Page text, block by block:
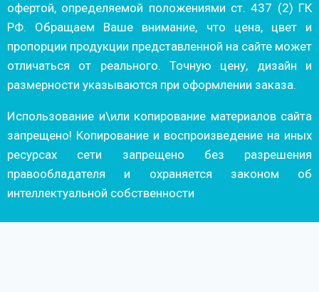
офертой, определяемой положениями ст. 437 (2) ГК
РФ. Обращаем Ваше внимание, что цена, цвет и
пропорции продукции представленной на сайте может
отличаться от реального. Точную цену, дизайн и
размерности указываются при оформлении заказа.
Использование и\или копирование материалов сайта
запрещено! Копирование и воспроизведение на иных
ресурсах сети запрещено без разрешения
правообладателя и охраняется законом об
интеллектуальной собственности